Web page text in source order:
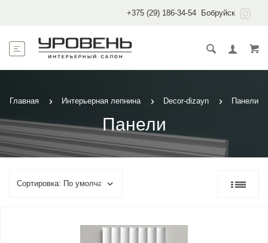
+375 (29) 186-34-54 Бобруйск
Главная Интерьерная лепнина Decor-dizayn Панели
Панели